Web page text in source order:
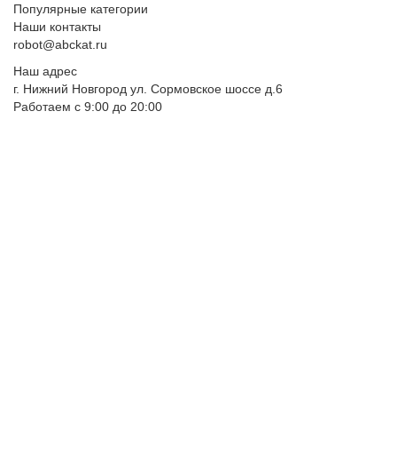
Популярные категории
Наши контакты
robot@abckat.ru
Наш адрес
г. Нижний Новгород ул. Сормовское шоссе д.6
Работаем с 9:00 до 20:00